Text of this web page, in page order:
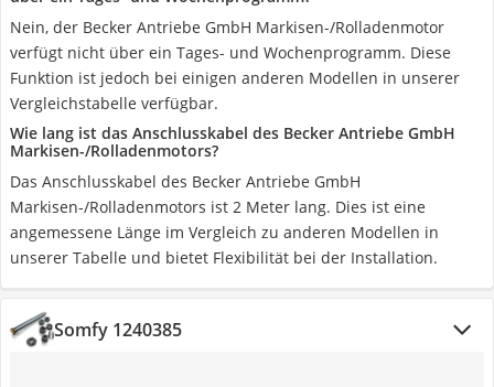
Nein, der Becker Antriebe GmbH Markisen-/Rolladenmotor
verfügt nicht über ein Tages- und Wochenprogramm. Diese
Funktion ist jedoch bei einigen anderen Modellen in unserer
Vergleichstabelle verfügbar.
Wie lang ist das Anschlusskabel des Becker Antriebe GmbH
Markisen-/Rolladenmotors?
Das Anschlusskabel des Becker Antriebe GmbH
Markisen-/Rolladenmotors ist 2 Meter lang. Dies ist eine
angemessene Länge im Vergleich zu anderen Modellen in
unserer Tabelle und bietet Flexibilität bei der Installation.
Somfy 1240385